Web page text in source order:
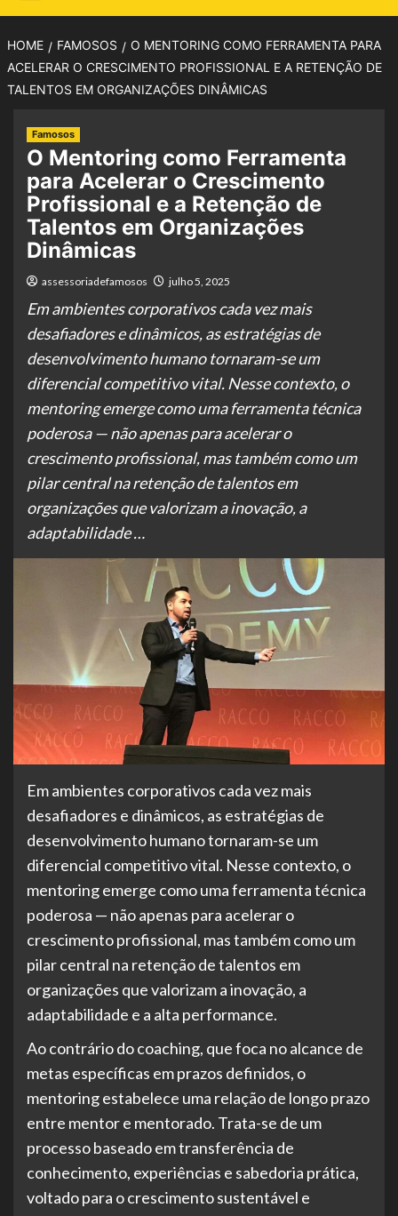
HOME FAMOSOS
O MENTORING COMO FERRAMENTA PARA
ACELERAR O CRESCIMENTO PROFISSIONAL E A RETENÇÃO DE
TALENTOS EM ORGANIZAÇÕES DINÂMICAS
Famosos
O Mentoring como Ferramenta
para Acelerar o Crescimento
Profissional e a Retenção de
Talentos em Organizações
Dinâmicas
assessoriadefamosos julho 5, 2025
Em ambientes corporativos cada vez mais
desafiadores e dinâmicos, as estratégias de
desenvolvimento humano tornaram-se um
diferencial competitivo vital. Nesse contexto, o
mentoring emerge como uma ferramenta técnica
poderosa — não apenas para acelerar o
crescimento profissional, mas também como um
pilar central na retenção de talentos em
organizações que valorizam a inovação, a
adaptabilidade …
Em ambientes corporativos cada vez mais
desafiadores e dinâmicos, as estratégias de
desenvolvimento humano tornaram-se um
diferencial competitivo vital. Nesse contexto, o
mentoring emerge como uma ferramenta técnica
poderosa — não apenas para acelerar o
crescimento profissional, mas também como um
pilar central na retenção de talentos em
organizações que valorizam a inovação, a
adaptabilidade e a alta performance.
Ao contrário do coaching, que foca no alcance de
metas específicas em prazos definidos, o
mentoring estabelece uma relação de longo prazo
entre mentor e mentorado. Trata-se de um
processo baseado em transferência de
conhecimento, experiências e sabedoria prática,
voltado para o crescimento sustentável e